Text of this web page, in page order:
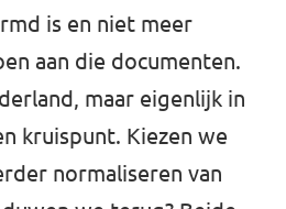
is en niet meer
aan die documenten.
maar eigenlijk in
kruispunt. Kiezen we
normaliseren van